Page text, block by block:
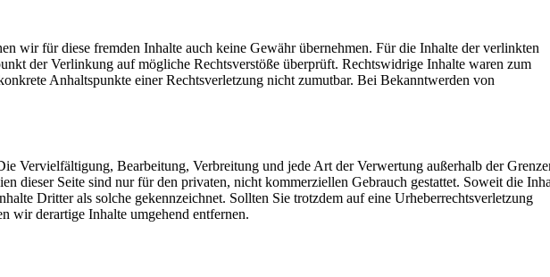
wir für diese fremden Inhalte auch keine Gewähr übernehmen. Für die Inhalte der verlinkten
der Verlinkung auf mögliche Rechtsverstöße überprüft. Rechtswidrige Inhalte waren zum
Anhaltspunkte einer Rechtsverletzung nicht zumutbar. Bei Bekanntwerden von
Vervielfältigung, Bearbeitung, Verbreitung und jede Art der Verwertung außerhalb der
dieser Seite sind nur für den privaten, nicht kommerziellen Gebrauch gestattet. Soweit die
Dritter als solche gekennzeichnet. Sollten Sie trotzdem auf eine Urheberrechtsverletzung
wir derartige Inhalte umgehend entfernen.